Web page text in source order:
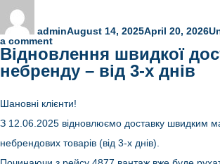
adminAugust 14, 2025April 20, 2026
a commenton
День
Перемоги
китайського
народу
війні
проти
Японії.
Відновлення швидкої
небренду – від 3-х днів
Шановні клієнти!
З 12.06.2025 відновлюємо доставку швидким
небрендових товарів (від 3-х днів).